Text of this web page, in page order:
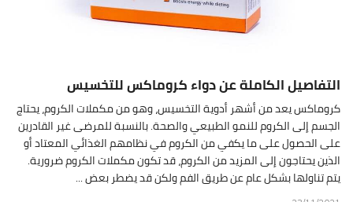
التفاصيل الكاملة عن دواء كروماكس للتخسيس
كروماكس يعد من أشهر أدوية التخسيس، وهو من مكملات الكروم، يحتاج
الجسم إلى الكروم للنمو الطبيعي والصحة. بالنسبة للمرضى غير القادرين
على الحصول على ما يكفي من الكروم في نظامهم الغذائي المعتاد أو
الذين يحتاجون إلى المزيد من الكروم، قد تكون مكملات الكروم ضرورية.
يتم تناولها بشكل عام عن طريق الفم ولكن قد يضطر بعض ...